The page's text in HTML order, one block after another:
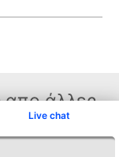
Live chat
απο άλλες